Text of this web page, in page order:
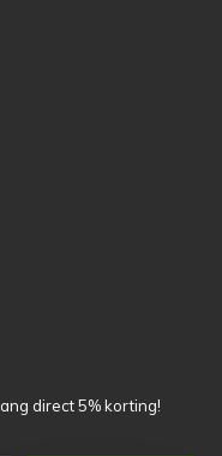
direct 5% korting!